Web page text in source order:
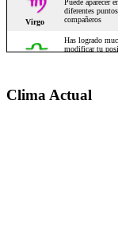
Clima Actual